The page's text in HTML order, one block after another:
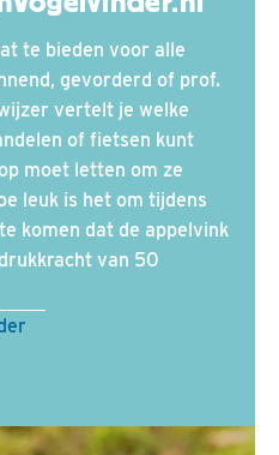
te bieden voor alle
gevorderd of prof.
vertelt je welke
of fietsen kunt
moet letten om ze
leuk is het om tijdens
komen dat de appelvink
van 50